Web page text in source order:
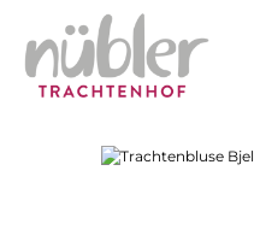
Bildergalerie überspringen